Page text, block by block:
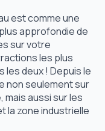
est comme une
approfondie de
sur votre
les plus
deux ! Depuis le
non seulement sur
aussi sur les
la zone industrielle